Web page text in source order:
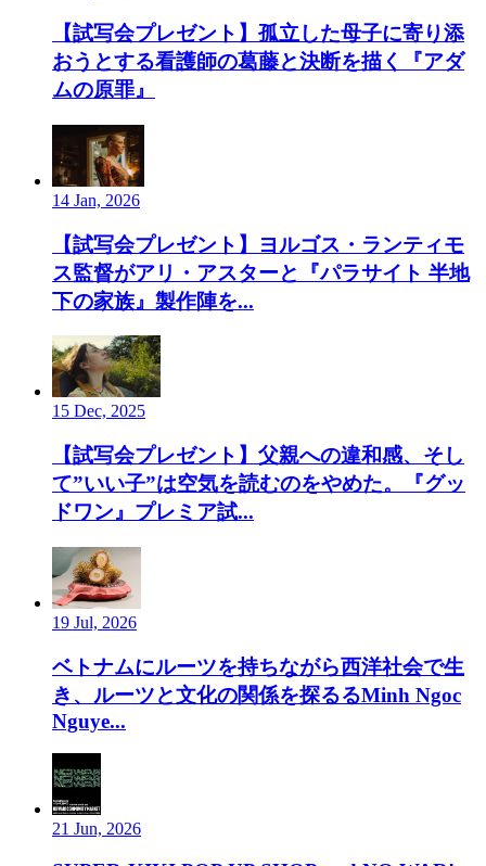
【試写会プレゼント】孤立した母子に寄り添
おうとする看護師の葛藤と決断を描く『アダ
ムの原罪』
14 Jan, 2026
【試写会プレゼント】ヨルゴス・ランティモ
ス監督がアリ・アスターと『パラサイト 半地
下の家族』製作陣を...
15 Dec, 2025
【試写会プレゼント】父親への違和感、そし
て”いい子”は空気を読むのをやめた。『グッ
ドワン』プレミア試...
19 Jul, 2026
ベトナムにルーツを持ちながら西洋社会で生
き、ルーツと文化の関係を探るるMinh Ngoc
Nguye...
21 Jun, 2026